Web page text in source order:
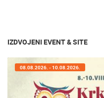
IZDVOJENI EVENT & SITE
07.08.2026. - 09.08.2026.